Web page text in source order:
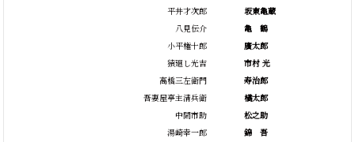
平井才次郎
八見伝介
小平権十郎
猿廻し光吉
高橋三左衛門
吾妻屋亭主清兵衛
中間市助
湯崎幸一郎
坂東亀蔵
亀
鶴
廣太郎
市村 光
寿治郎
橘太郎
松之助
錦
吾